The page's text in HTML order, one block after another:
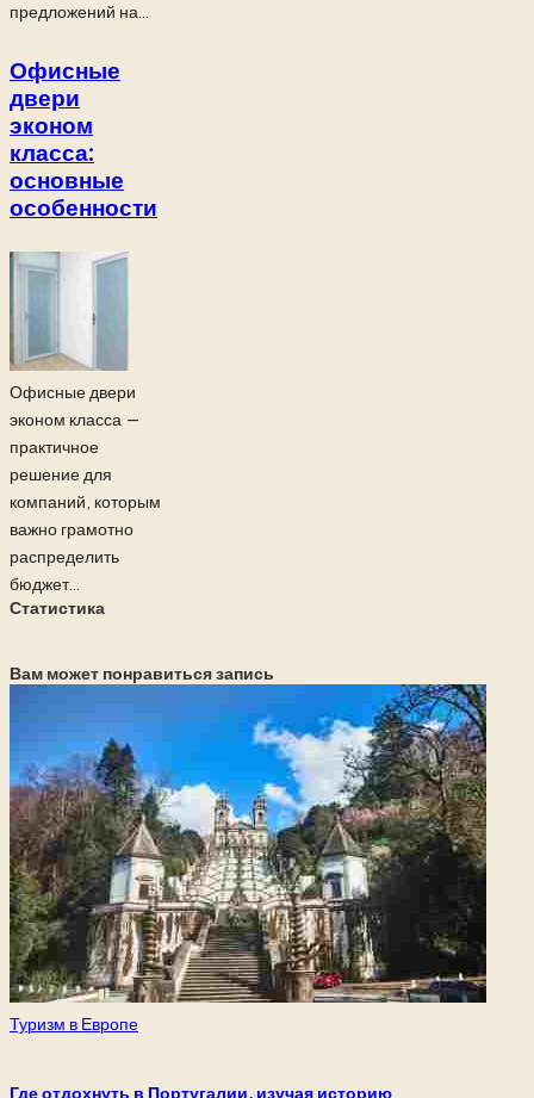
предложений на...
Офисные
двери
эконом
класса:
основные
особенности
Офисные двери
эконом класса —
практичное
решение для
компаний, которым
важно грамотно
распределить
бюджет...
Статистика
Вам может понравиться запись
Опубликовано
Туризм в Европе
Где отдохнуть в Португалии, изучая историю